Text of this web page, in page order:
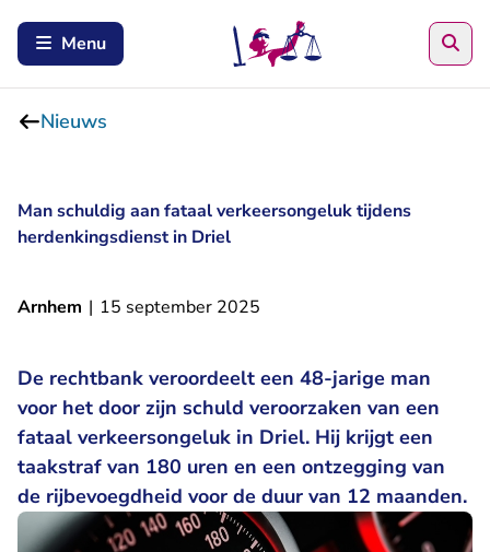
Menu
Nieuws
Man schuldig aan fataal verkeersongeluk tijdens
herdenkingsdienst in Driel
Arnhem | 15 september 2025
De rechtbank veroordeelt een 48-jarige man
voor het door zijn schuld veroorzaken van een
fataal verkeersongeluk in Driel. Hij krijgt een
taakstraf van 180 uren en een ontzegging van
de rijbevoegdheid voor de duur van 12 maanden.